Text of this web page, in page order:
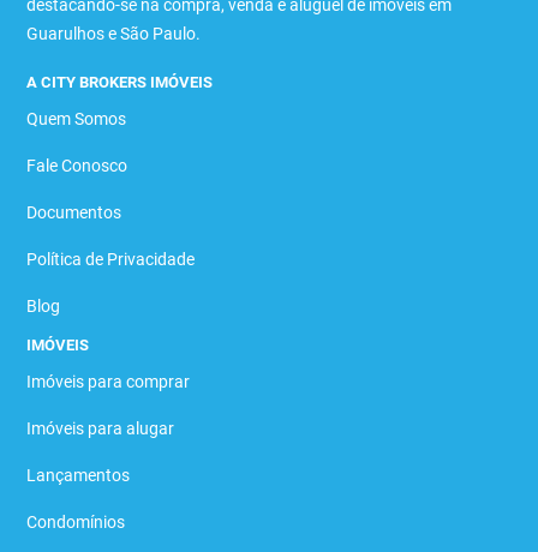
destacando-se na compra, venda e aluguel de imóveis em
Guarulhos e São Paulo.
A CITY BROKERS IMÓVEIS
Quem Somos
Fale Conosco
Documentos
Política de Privacidade
Blog
IMÓVEIS
Imóveis para comprar
Imóveis para alugar
Lançamentos
Condomínios